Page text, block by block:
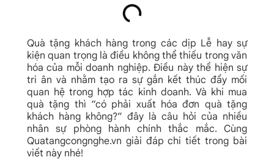
Quà tặng khách hàng trong các dịp Lễ hay sự
kiện quan trọng là điều không thể thiếu trong văn
hóa của mỗi doanh nghiệp. Điều này thể hiện sự
tri ân và nhằm tạo ra sự gắn kết thúc đẩy mối
quan hệ trong hợp tác kinh doanh. Và khi mua
quà tặng thì “có phải xuất hóa đơn quà tặng
khách hàng không?” đây là câu hỏi của nhiều
nhân sự phòng hành chính thắc mắc. Cùng
Quatangcongnghe.vn giải đáp chi tiết trong bài
viết này nhé!